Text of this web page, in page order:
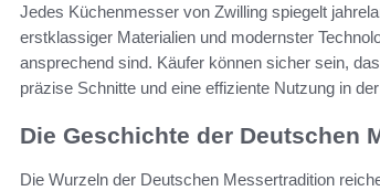
Jedes Küchenmesser von Zwilling spiegelt
erstklassiger Materialien und modernster
ansprechend sind. Käufer können sicher sein,
präzise Schnitte und eine effiziente Nutzung in
Die Geschichte der Deutschen
Die Wurzeln der Deutschen Messertradition